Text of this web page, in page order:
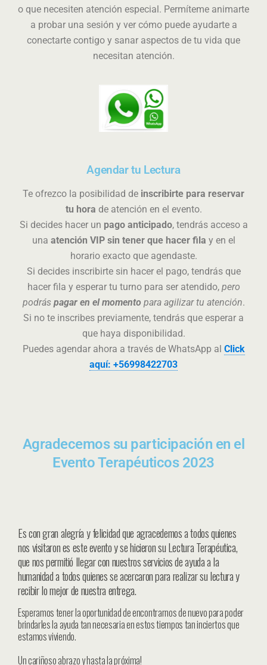
o que necesiten atención especial. Permíteme animarte
a probar una sesión y ver cómo puede ayudarte a
conectarte contigo y sanar aspectos de tu vida que
necesitan atención.
Agendar tu Lectura
Te ofrezco la posibilidad de inscribirte para reservar
tu hora de atención en el evento.
Si decides hacer un pago anticipado, tendrás acceso a
una atención VIP sin tener que hacer fila y en el
horario exacto que agendaste.
Si decides inscribirte sin hacer el pago, tendrás que
hacer fila y esperar tu turno para ser atendido, pero
podrás pagar en el momento para agilizar tu atención.
Si no te inscribes previamente, tendrás que esperar a
que haya disponibilidad.
Puedes agendar ahora a través de WhatsApp al Click
aquí: +56998422703
Agradecemos su participación en el
Evento Terapéuticos 2023
Es con gran alegría y felicidad que agracedemos a todos quienes
nos visitaron es este evento y se hicieron su Lectura Terapéutica,
que nos permitió llegar con nuestros servicios de ayuda a la
humanidad a todos quienes se acercaron para realizar su lectura y
recibir lo mejor de nuestra entrega.
Esperamos tener la oportunidad de encontrarnos de nuevo para poder
brindarles la ayuda tan necesaria en estos tiempos tan inciertos que
estamos viviendo.
Un cariñoso abrazo y hasta la próxima!